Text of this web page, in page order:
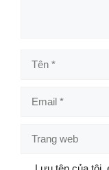
web